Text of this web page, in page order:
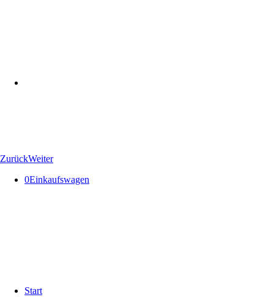
ZurückWeiter
0Einkaufswagen
Start